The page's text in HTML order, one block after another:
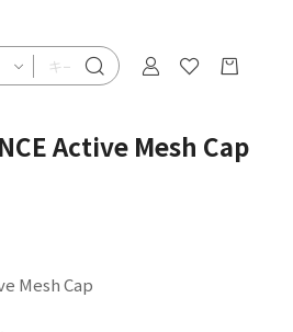
Active Mesh Cap
Mesh Cap